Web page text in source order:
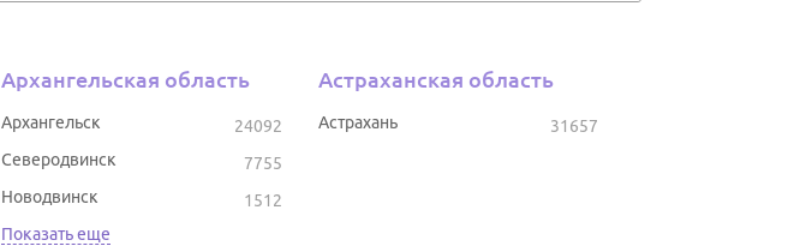
Архангельская область
24092
Архангельск
7755
Северодвинск
1512
Новодвинск
Показать еще
Астраханская область
31657
Астрахань